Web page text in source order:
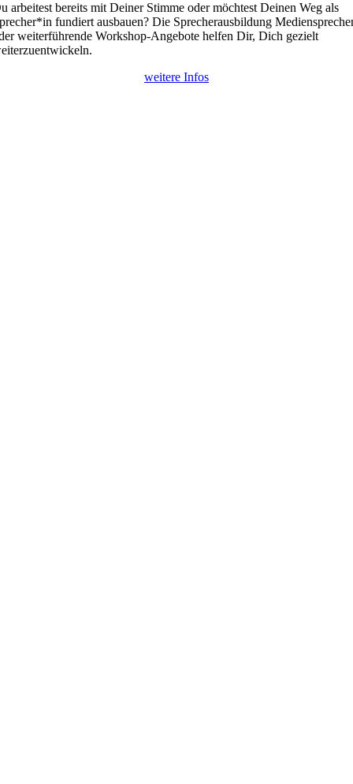
arbeitest bereits mit Deiner Stimme oder möchtest Deinen Weg als
fundiert ausbauen? Die Sprecherausbildung
weiterführende Workshop-Angebote helfen Dir, Dich gezielt
weitere Infos